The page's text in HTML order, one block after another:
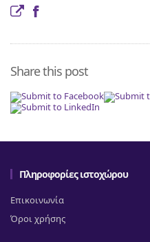
Share this post
Πληροφορίες ιστοχώρου
Επικοινωνία
Όροι χρήσης